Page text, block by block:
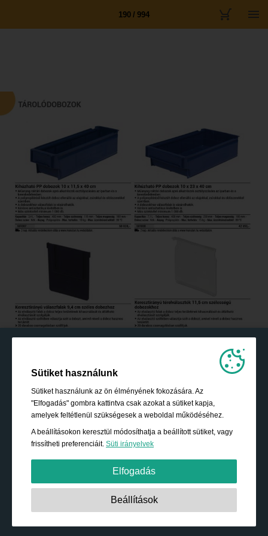
190 / 994
Sütiket használunk
Sütiket használunk az ön élményének fokozására. Az
"Elfogadás" gombra kattintva csak azokat a sütiket kapja,
amelyek feltétlenül szükségesek a weboldal működéséhez.
A beállításokon keresztül módosíthatja a beállított sütiket, vagy
frissítheti preferenciáit. Süti irányelvek
Elfogadás
Szigorúan szükséges:
Ezek a sütik elengedhetetlenek az
Beállítások